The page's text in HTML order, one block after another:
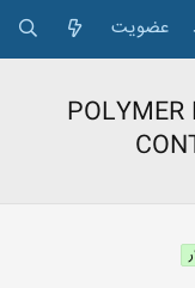
عضویت
POLYMER